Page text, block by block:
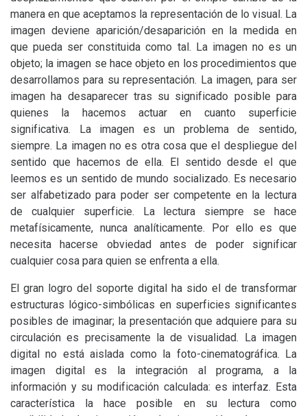
manera en que aceptamos la representación de lo visual. La
imagen deviene aparición/desaparición en la medida en
que pueda ser constituida como tal. La imagen no es un
objeto; la imagen se hace objeto en los procedimientos que
desarrollamos para su representación. La imagen, para ser
imagen ha desaparecer tras su significado posible para
quienes la hacemos actuar en cuanto superficie
significativa. La imagen es un problema de sentido,
siempre. La imagen no es otra cosa que el despliegue del
sentido que hacemos de ella. El sentido desde el que
leemos es un sentido de mundo socializado. Es necesario
ser alfabetizado para poder ser competente en la lectura
de cualquier superficie. La lectura siempre se hace
metafísicamente, nunca analíticamente. Por ello es que
necesita hacerse obviedad antes de poder significar
cualquier cosa para quien se enfrenta a ella.
El gran logro del soporte digital ha sido el de transformar
estructuras lógico-simbólicas en superficies significantes
posibles de imaginar; la presentación que adquiere para su
circulación es precisamente la de visualidad. La imagen
digital no está aislada como la foto-cinematográfica. La
imagen digital es la integración al programa, a la
información y su modificación calculada: es interfaz. Esta
característica la hace posible en su lectura como